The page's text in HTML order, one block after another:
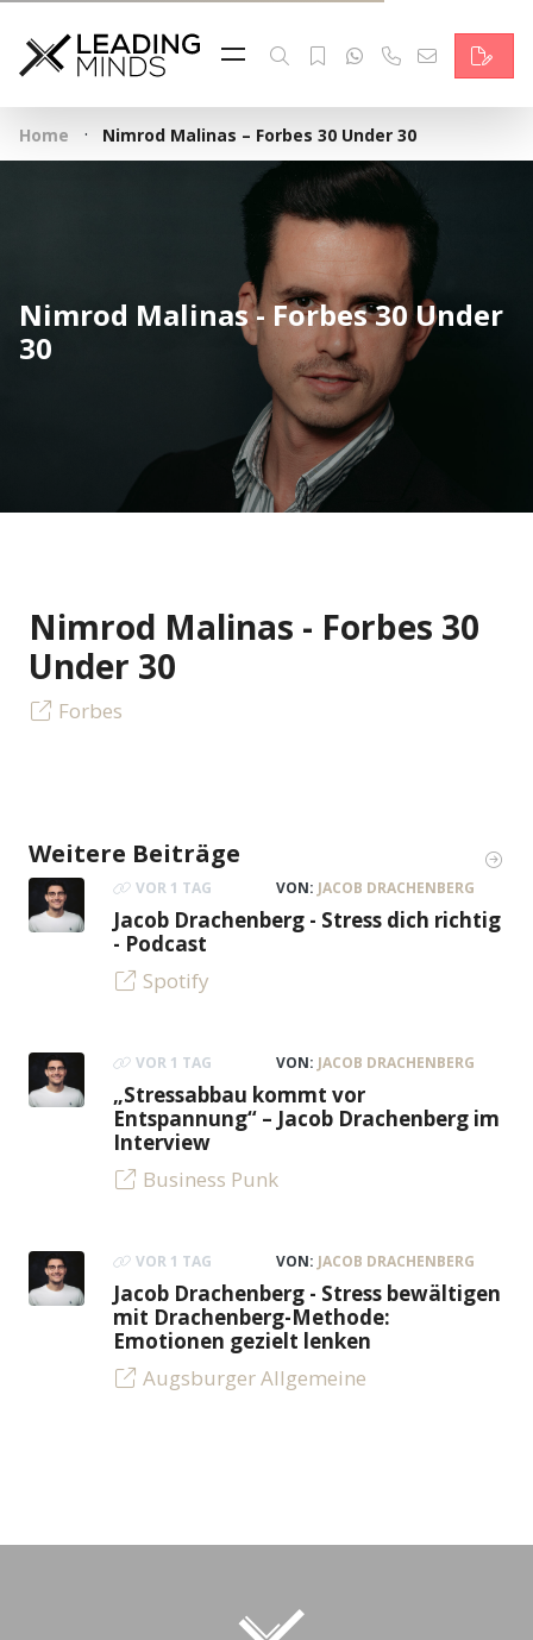
Feed & News
Reading Minds
Themen
Services
Wer wir sind
Kontakt
English
Home · Nimrod Malinas – Forbes 30 Under 30
Nimrod Malinas - Forbes 30 Under
30
Nimrod Malinas - Forbes 30
Under 30
Forbes
Weitere Beiträge
VOR 1 TAG VON: JACOB DRACHENBERG
Jacob Drachenberg - Stress dich richtig
- Podcast
Spotify
VOR 1 TAG VON: JACOB DRACHENBERG
„Stressabbau kommt vor
Entspannung“ – Jacob Drachenberg im
Interview
Business Punk
VOR 1 TAG VON: JACOB DRACHENBERG
Jacob Drachenberg - Stress bewältigen
mit Drachenberg-Methode:
Emotionen gezielt lenken
Augsburger Allgemeine